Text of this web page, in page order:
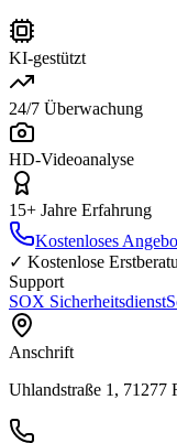
KI-gestützt
24/7 Überwachung
HD-Videoanalyse
15+ Jahre Erfahrung
Kostenloses
✓ Kostenlose
Support
SOX Sicherheitsdienst
Anschrift
Uhlandstraße 1, 71277